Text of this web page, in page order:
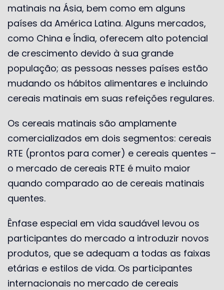
matinais na Ásia, bem como em alguns
países da América Latina. Alguns mercados,
como China e Índia, oferecem alto potencial
de crescimento devido à sua grande
população; as pessoas nesses países estão
mudando os hábitos alimentares e incluindo
cereais matinais em suas refeições regulares.
Os cereais matinais são amplamente
comercializados em dois segmentos: cereais
RTE (prontos para comer) e cereais quentes –
o mercado de cereais RTE é muito maior
quando comparado ao de cereais matinais
quentes.
Ênfase especial em vida saudável levou os
participantes do mercado a introduzir novos
produtos, que se adequam a todas as faixas
etárias e estilos de vida. Os participantes
internacionais no mercado de cereais